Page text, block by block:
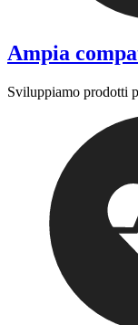
Ampia
Sviluppiamo prodotti